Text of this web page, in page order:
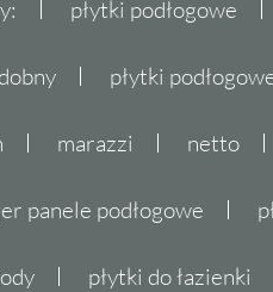
płytki podłogowe
płytki
marazzi netto
panele podłogowe
płytki do łazienki